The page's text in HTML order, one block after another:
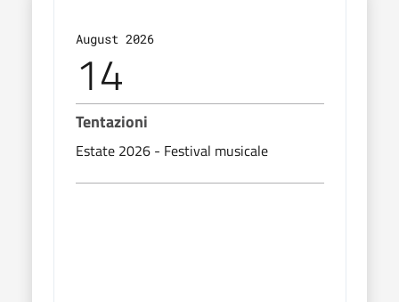
August 2026
14
Tentazioni
Estate 2026 - Festival musicale